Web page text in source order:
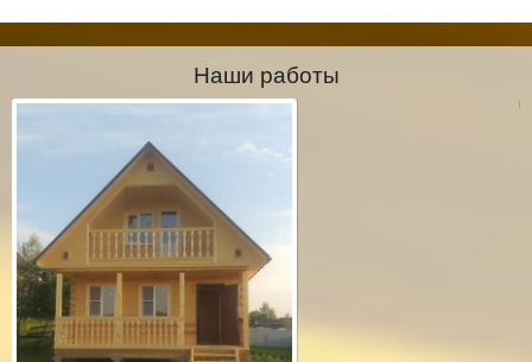
Наши работы